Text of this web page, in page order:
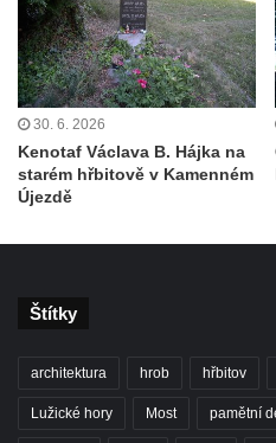
Benešově nad Ploučnicí
Kenotaf Augusta Michela na
Benešově nad Ploučnicí
Hrob Šumových na hřbitově v
nad Ploučnicí
Benešově nad Ploučnicí
30. 6. 2026
Kenotaf Václava B. Hájka na
starém hřbitově v Kamenném
Újezdě
Štítky
architektura hrob hřbitov
Lužické hory Most pamětní